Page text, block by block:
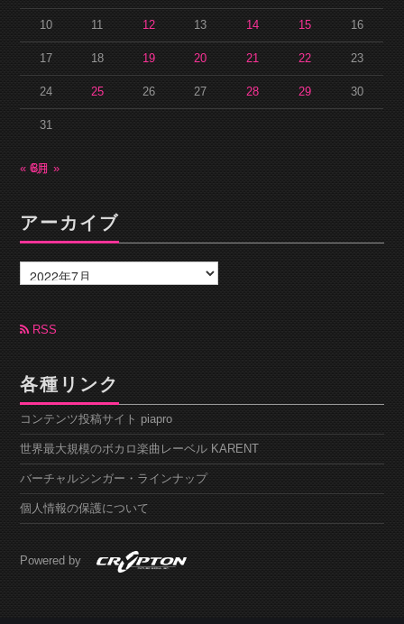
10 11 12 13 14 15 16
17 18 19 20 21 22 23
24 25 26 27 28 29 30
31
« 6月8月 »
アーカイブ
ー
カ
ブRSS
各種リンク
コンテンツ投稿サイト piapro
世界最大規模のボカロ楽曲レーベル KARENT
バーチャルシンガー・ラインナップ
個人情報の保護について
Powered by